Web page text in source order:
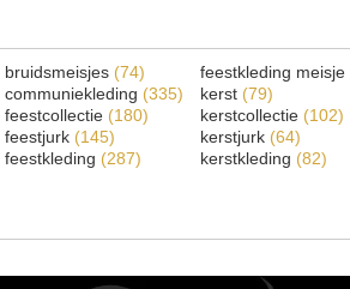
bruidsmeisjes (74)
communiekleding (335)
feestcollectie (180)
feestjurk (145)
feestkleding (287)
feestkleding meisje
kerst (79)
kerstcollectie (102)
kerstjurk (64)
kerstkleding (82)